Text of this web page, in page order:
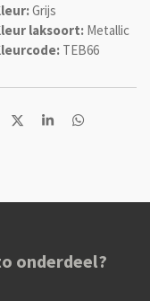
Grijs
laksoort: Metallic
TEB66
D
S
D
onderdeel?